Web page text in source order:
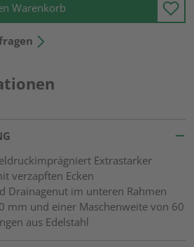
Warenkorb
Extrastarker
verzapften Ecken
Drainagenut im unteren Rahmen
mm und einer Maschenweite von 60
aus Edelstahl